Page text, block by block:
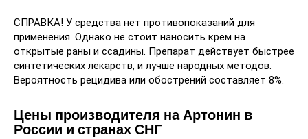
СПРАВКА! У средства нет противопоказаний для
применения. Однако не стоит наносить крем на
открытые раны и ссадины. Препарат действует быстрее
синтетических лекарств, и лучше народных методов.
Вероятность рецидива или обострений составляет 8%.
Цены производителя на Артонин в
России и странах СНГ